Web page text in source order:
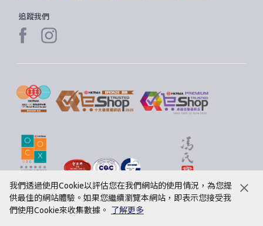
加到購物車
追蹤我們
© 2020 聖安娜餅屋有限公司。版權所有。
我們透過使用Cookie以評估您在我們網站的使用情況，為您提
供最佳的網站體驗。如果您繼續瀏覽本網站，即表示您接受我
們使用Cookie來收集數據。
了解更多